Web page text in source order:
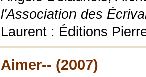
l'Association des
Laurent : Éditions
Aimer-- (2007)